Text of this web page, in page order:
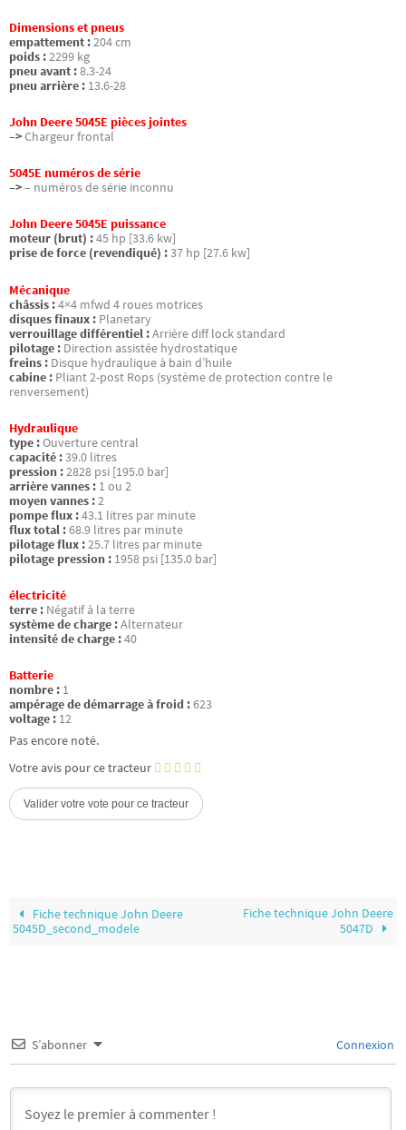
Dimensions et pneus
empattement :204 cm
poids :2299 kg
pneu avant :8.3-24
pneu arrière : 13.6-28
John Deere 5045E pièces jointes
–>Chargeur frontal
5045E numéros de série
–>– numéros de série inconnu
John Deere 5045E puissance
moteur (brut) :45 hp [33.6 kw]
prise de force (revendiqué) :37 hp [27.6 kw]
Mécanique
châssis :4×4 mfwd 4 roues motrices
disques finaux : Planetary
verrouillage différentiel :Arrière diff lock standard
pilotage : Direction assistée hydrostatique
freins : Disque hydraulique à bain d’huile
cabine : Pliant 2-post Rops (système de protection contre le
renversement)
Hydraulique
type :Ouverture central
capacité :39.0 litres
pression :2828 psi [195.0 bar]
arrière vannes : 1 ou 2
moyen vannes :2
pompe flux :43.1 litres par minute
flux total :68.9 litres par minute
pilotage flux :25.7 litres par minute
pilotage pression : 1958 psi [135.0 bar]
électricité
terre : Négatif à la terre
système de charge :Alternateur
intensité de charge :40
Batterie
nombre : 1
ampérage de démarrage à froid :623
voltage : 12
Pas encore noté.
Votre avis pour ce tracteur
Fiche technique John Deere
5045D_second_modele
Fiche technique John Deere
5047D
S’abonner Connexion